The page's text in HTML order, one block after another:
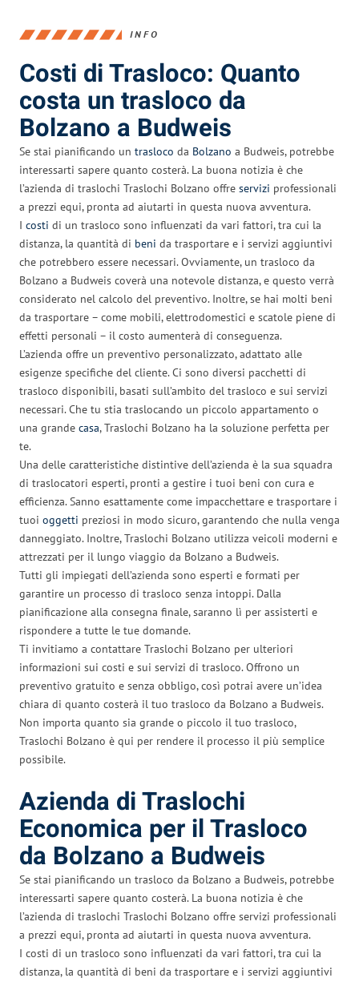
INFO
Costi di Trasloco: Quanto
costa un trasloco da
Bolzano a Budweis
Se stai pianificando un trasloco da Bolzano a Budweis, potrebbe
interessarti sapere quanto costerà. La buona notizia è che
l’azienda di traslochi Traslochi Bolzano offre servizi professionali
a prezzi equi, pronta ad aiutarti in questa nuova avventura.
I costi di un trasloco sono influenzati da vari fattori, tra cui la
distanza, la quantità di beni da trasportare e i servizi aggiuntivi
che potrebbero essere necessari. Ovviamente, un trasloco da
Bolzano a Budweis coverà una notevole distanza, e questo verrà
considerato nel calcolo del preventivo. Inoltre, se hai molti beni
da trasportare – come mobili, elettrodomestici e scatole piene di
effetti personali – il costo aumenterà di conseguenza.
L’azienda offre un preventivo personalizzato, adattato alle
esigenze specifiche del cliente. Ci sono diversi pacchetti di
trasloco disponibili, basati sull’ambito del trasloco e sui servizi
necessari. Che tu stia traslocando un piccolo appartamento o
una grande casa, Traslochi Bolzano ha la soluzione perfetta per
te.
Una delle caratteristiche distintive dell’azienda è la sua squadra
di traslocatori esperti, pronti a gestire i tuoi beni con cura e
efficienza. Sanno esattamente come impacchettare e trasportare i
tuoi oggetti preziosi in modo sicuro, garantendo che nulla venga
danneggiato. Inoltre, Traslochi Bolzano utilizza veicoli moderni e
attrezzati per il lungo viaggio da Bolzano a Budweis.
Tutti gli impiegati dell’azienda sono esperti e formati per
garantire un processo di trasloco senza intoppi. Dalla
pianificazione alla consegna finale, saranno lì per assisterti e
rispondere a tutte le tue domande.
Ti invitiamo a contattare Traslochi Bolzano per ulteriori
informazioni sui costi e sui servizi di trasloco. Offrono un
preventivo gratuito e senza obbligo, così potrai avere un’idea
chiara di quanto costerà il tuo trasloco da Bolzano a Budweis.
Non importa quanto sia grande o piccolo il tuo trasloco,
Traslochi Bolzano è qui per rendere il processo il più semplice
possibile.
Azienda di Traslochi
Economica per il Trasloco
da Bolzano a Budweis
Se stai pianificando un trasloco da Bolzano a Budweis, potrebbe
interessarti sapere quanto costerà. La buona notizia è che
l’azienda di traslochi Traslochi Bolzano offre servizi professionali
a prezzi equi, pronta ad aiutarti in questa nuova avventura.
I costi di un trasloco sono influenzati da vari fattori, tra cui la
distanza, la quantità di beni da trasportare e i servizi aggiuntivi